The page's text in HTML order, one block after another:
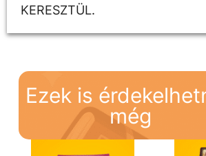
KERESZTÜL.
Ezek is
még